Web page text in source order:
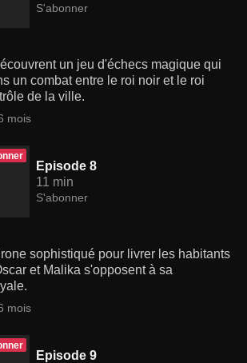
S'abonner
un jeu d'échecs magique qui
un combat entre le roi noir et le roi
de la ville.
mois
Episode 8
11 min
S'abonner
sophistiqué pour livrer les habitants
et Malika s'opposent à sa
mois
Episode 9